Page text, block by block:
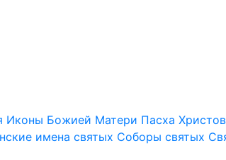
Иконы Божией Матери Пасха
имена святых Соборы святых